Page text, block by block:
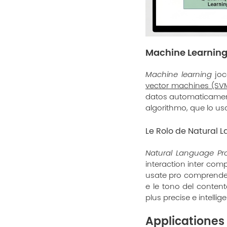
Machine
Machine learning
vector machines
datos
algorithmo, que lo
Le Rolo de Natural
Natural Language
interaction inter
usate pro
e le tono del
plus precise e